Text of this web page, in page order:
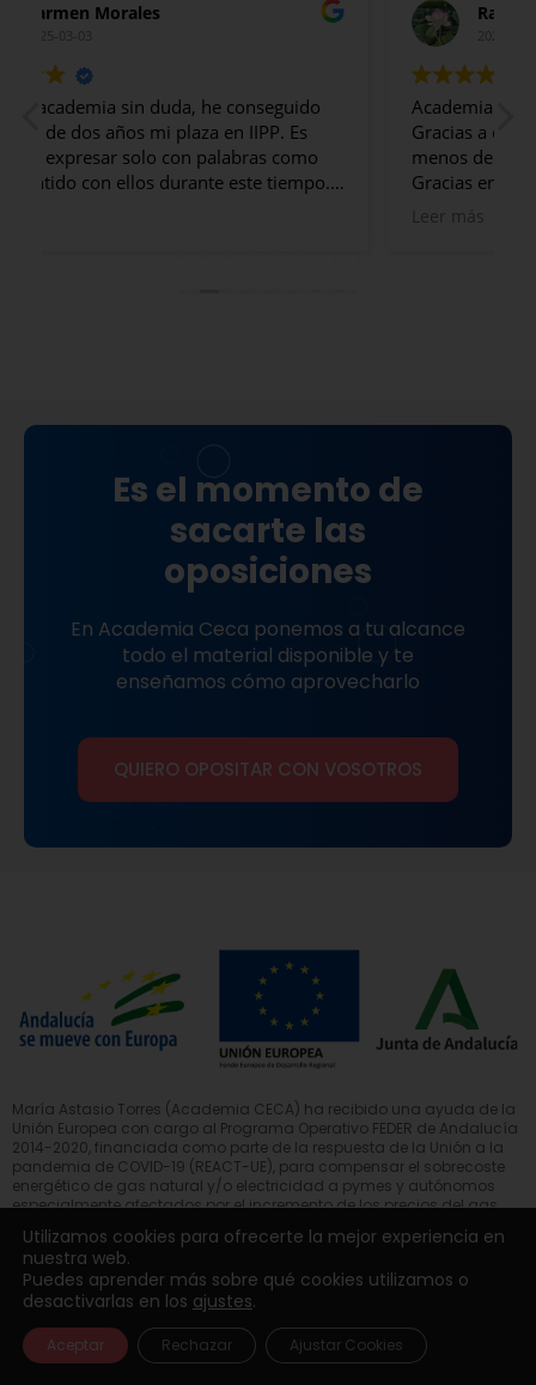
Raquel Ortega
Academia de 10, la recomiendo sin duda.
Gracias a ellos he conseguido plaza en IIPP en
menos de 2 años.
Gracias en especial a Fran, Andrés e Inma! Son
muy profesionales, están siempre atentos, te
Es el momento de
sacarte las
oposiciones
En Academia Ceca ponemos a tu alcance
todo el material disponible y te
enseñamos cómo aprovecharlo
QUIERO OPOSITAR CON VOSOTROS
María Astasio Torres (Academia CECA) ha recibido una ayuda de la
Unión Europea con cargo al Programa Operativo FEDER de Andalucía
2014-2020, financiada como parte de la respuesta de la Unión a la
pandemia de COVID-19 (REACT-UE), para compensar el sobrecoste
energético de gas natural y/o electricidad a pymes y autónomos
especialmente afectados por el incremento de los precios del gas
agresión de Rusia contra Ucrania.»
Utilizamos cookies para ofrecerte la mejor experiencia en
nuestra web.
Puedes aprender más sobre qué cookies utilizamos o
desactivarlas en los ajustes.
Aceptar Rechazar Ajustar Cookies